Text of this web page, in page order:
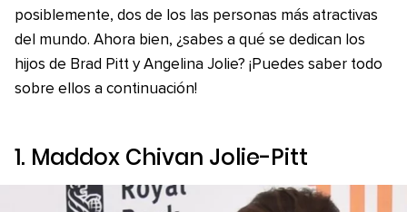
posiblemente, dos de los las personas más atractivas
del mundo. Ahora bien, ¿sabes a qué se dedican los
hijos de Brad Pitt y Angelina Jolie? ¡Puedes saber todo
sobre ellos a continuación!
1. Maddox Chivan Jolie-Pitt